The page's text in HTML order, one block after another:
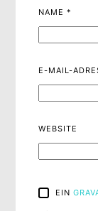
NAME*
E-MAIL-
WEBSITE
EIN